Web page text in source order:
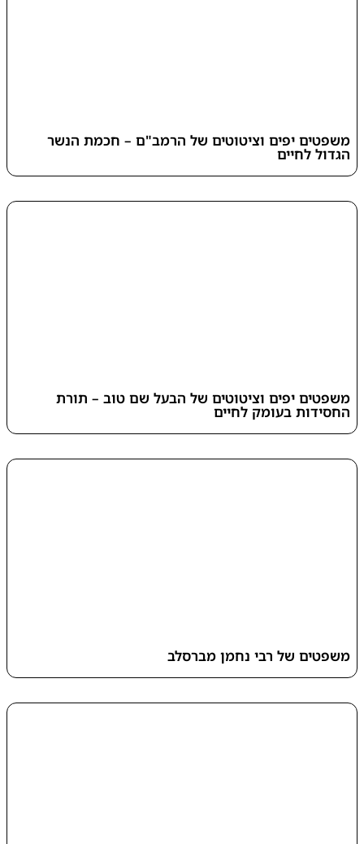
משפטים יפים וציטוטים של הרמב"ם – חכמת הנשר
הגדול לחיים
משפטים יפים וציטוטים של הבעל שם טוב – תורת
החסידות בעומק לחיים
משפטים של רבי נחמן מברסלב